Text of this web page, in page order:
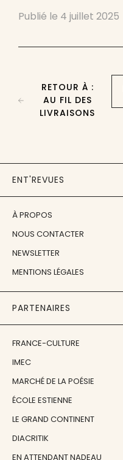
Publié le 4 juillet 2025
RETOUR À :
AU FIL DES
LIVRAISONS
ENT'REVUES
À PROPOS
NOUS CONTACTER
NEWSLETTER
MENTIONS LÉGALES
PARTENAIRES
FRANCE-CULTURE
IMEC
MARCHÉ DE LA POÉSIE
ÉCOLE ESTIENNE
LE GRAND CONTINENT
DIACRITIK
EN ATTENDANT NADEAU